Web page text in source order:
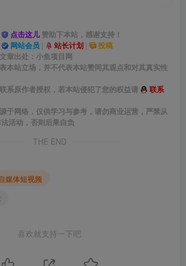
点击这儿赞助下本站，感谢支持！
网站会员 | 站长计划 | 投稿
章出处：小鱼项目网
本站立场，并不代表本站赞同其观点和对其真实性
系原作者授权，若本站侵犯了您的权益请
联系
于网络，仅供学习与参考，请勿商业运营，严禁从
活动，否则后果自负
THE END
媒体短视频
喜欢就支持一下吧